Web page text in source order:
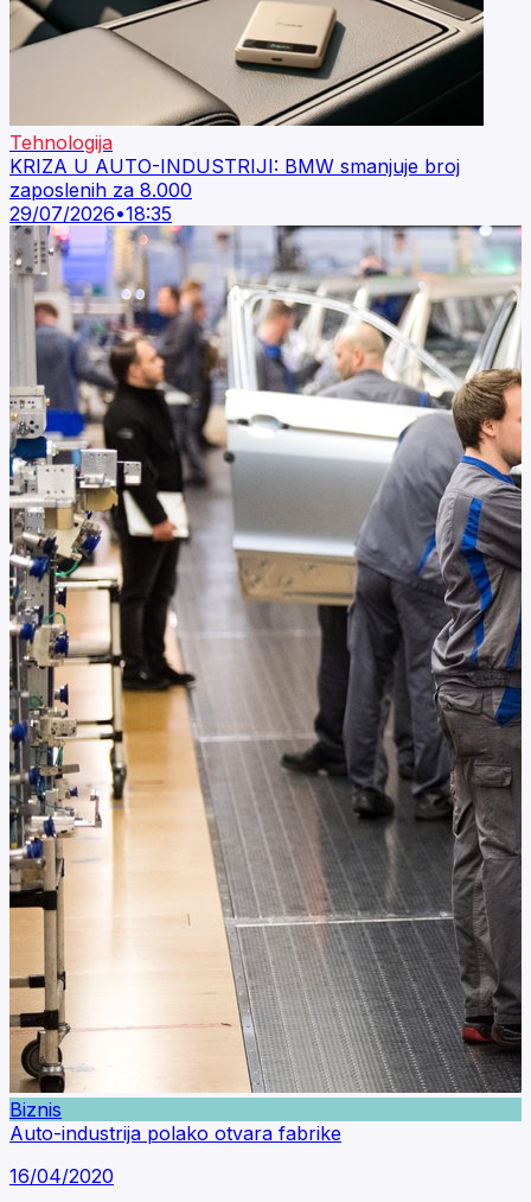
Tehnologija
KRIZA U AUTO-INDUSTRIJI: BMW smanjuje broj
zaposlenih za 8.000
29/07/2026•18:35
Biznis
Auto-industrija polako otvara fabrike
16/04/2020